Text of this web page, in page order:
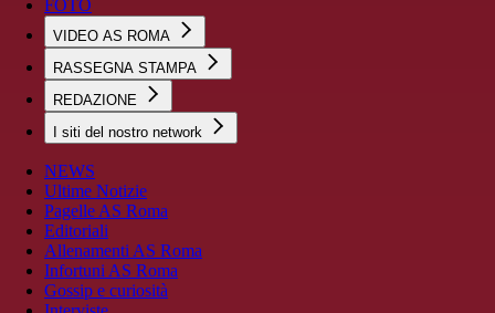
FOTO
VIDEO AS ROMA
RASSEGNA STAMPA
REDAZIONE
I siti del nostro network
NEWS
Ultime Notizie
Pagelle AS Roma
Editoriali
Allenamenti AS Roma
Infortuni AS Roma
Gossip e curiosità